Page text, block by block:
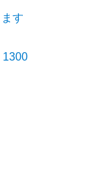
す